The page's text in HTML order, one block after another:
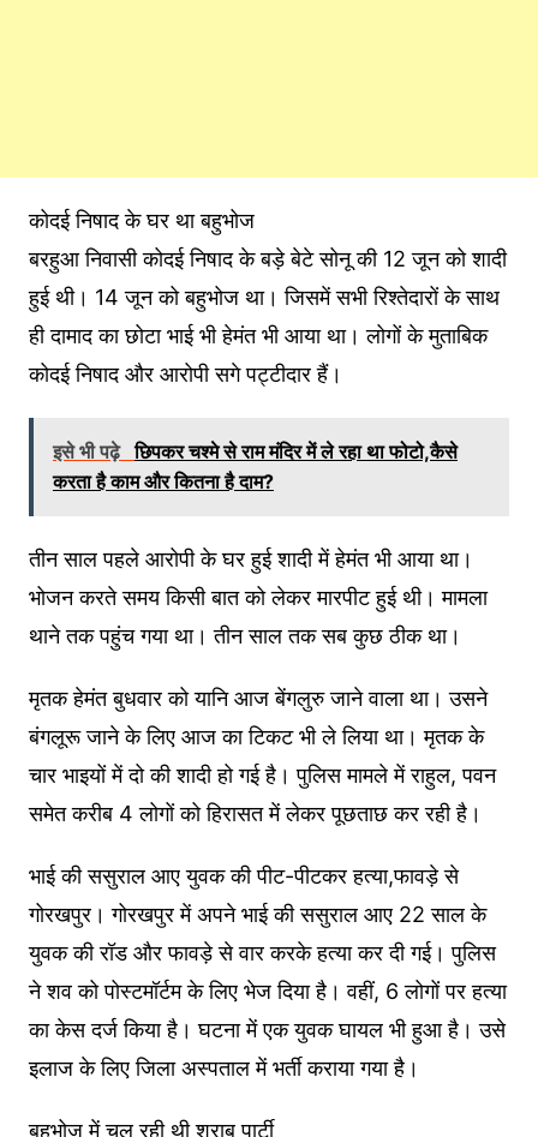
कोदई निषाद के घर था बहुभोज
बरहुआ निवासी कोदई निषाद के बड़े बेटे सोनू की 12 जून को शादी
हुई थी। 14 जून को बहुभोज था। जिसमें सभी रिश्तेदारों के साथ
ही दामाद का छोटा भाई भी हेमंत भी आया था। लोगों के मुताबिक
कोदई निषाद और आरोपी सगे पट्टीदार हैं।
इसे भी पढ़े छिपकर चश्मे से राम मंदिर में ले रहा था फोटो,कैसे
करता है काम और कितना है दाम?
तीन साल पहले आरोपी के घर हुई शादी में हेमंत भी आया था।
भोजन करते समय किसी बात को लेकर मारपीट हुई थी। मामला
थाने तक पहुंच गया था। तीन साल तक सब कुछ ठीक था।
मृतक हेमंत बुधवार को यानि आज बेंगलुरु जाने वाला था। उसने
बंगलूरू जाने के लिए आज का टिकट भी ले लिया था। मृतक के
चार भाइयों में दो की शादी हो गई है। पुलिस मामले में राहुल, पवन
समेत करीब 4 लोगों को हिरासत में लेकर पूछताछ कर रही है।
भाई की ससुराल आए युवक की पीट-पीटकर हत्या,फावड़े से
गोरखपुर। गोरखपुर में अपने भाई की ससुराल आए 22 साल के
युवक की रॉड और फावड़े से वार करके हत्या कर दी गई। पुलिस
ने शव को पोस्टमॉर्टम के लिए भेज दिया है। वहीं, 6 लोगों पर हत्या
का केस दर्ज किया है। घटना में एक युवक घायल भी हुआ है। उसे
इलाज के लिए जिला अस्पताल में भर्ती कराया गया है।
बहुभोज में चल रही थी शराब पार्टी